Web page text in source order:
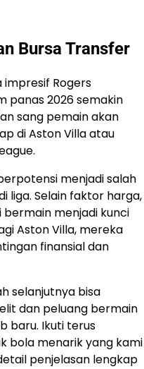
Bursa Transfer
Rogers
panas 2026 semakin
sang pemain akan
di Aston Villa atau
menjadi salah
liga. Selain faktor harga,
bermain menjadi kunci
Aston Villa, mereka
finansial dan
selanjutnya bisa
dan peluang bermain
baru. Ikuti terus
bola menarik yang kami
penjelasan lengkap